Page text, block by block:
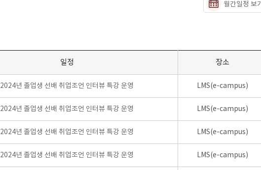
월간일정 보기
일정 장소
2024년 졸업생 선배 취업조언 인터뷰 특강 운영 LMS(e-campus)
2024년 졸업생 선배 취업조언 인터뷰 특강 운영 LMS(e-campus)
2024년 졸업생 선배 취업조언 인터뷰 특강 운영 LMS(e-campus)
2024년 졸업생 선배 취업조언 인터뷰 특강 운영 LMS(e-campus)